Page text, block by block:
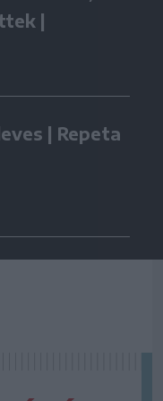
|
| Repeta